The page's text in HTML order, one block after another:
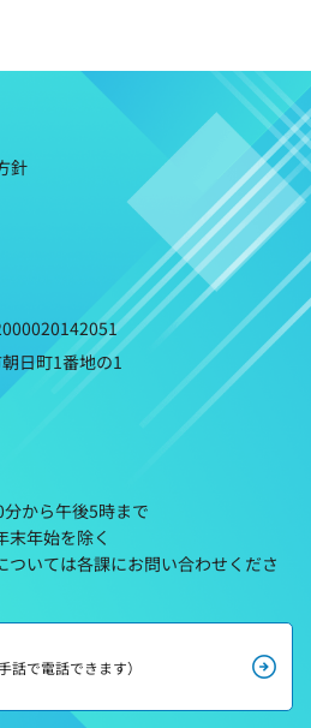
針
日町1番地の1
から午後5時まで
末年始を除く
いては各課にお問い合わせくださ
手話で電話できます）